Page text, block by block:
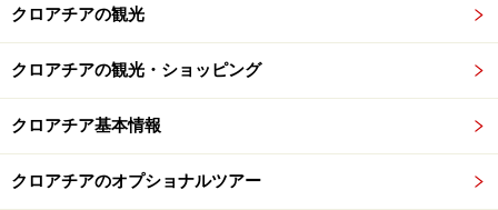
クロアチアの観光
クロアチアの観光・ショッピング
クロアチア基本情報
クロアチアのオプショナルツアー